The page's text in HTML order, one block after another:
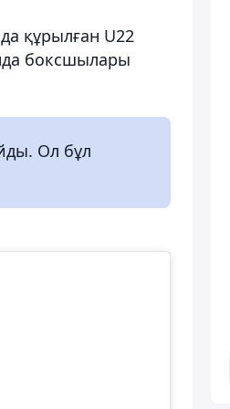
құрылған U22
боксшылары
Ол бұл